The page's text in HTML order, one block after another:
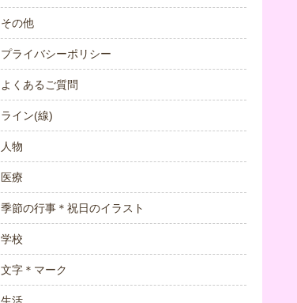
その他
プライバシーポリシー
よくあるご質問
ライン(線)
人物
医療
季節の行事＊祝日のイラスト
学校
文字＊マーク